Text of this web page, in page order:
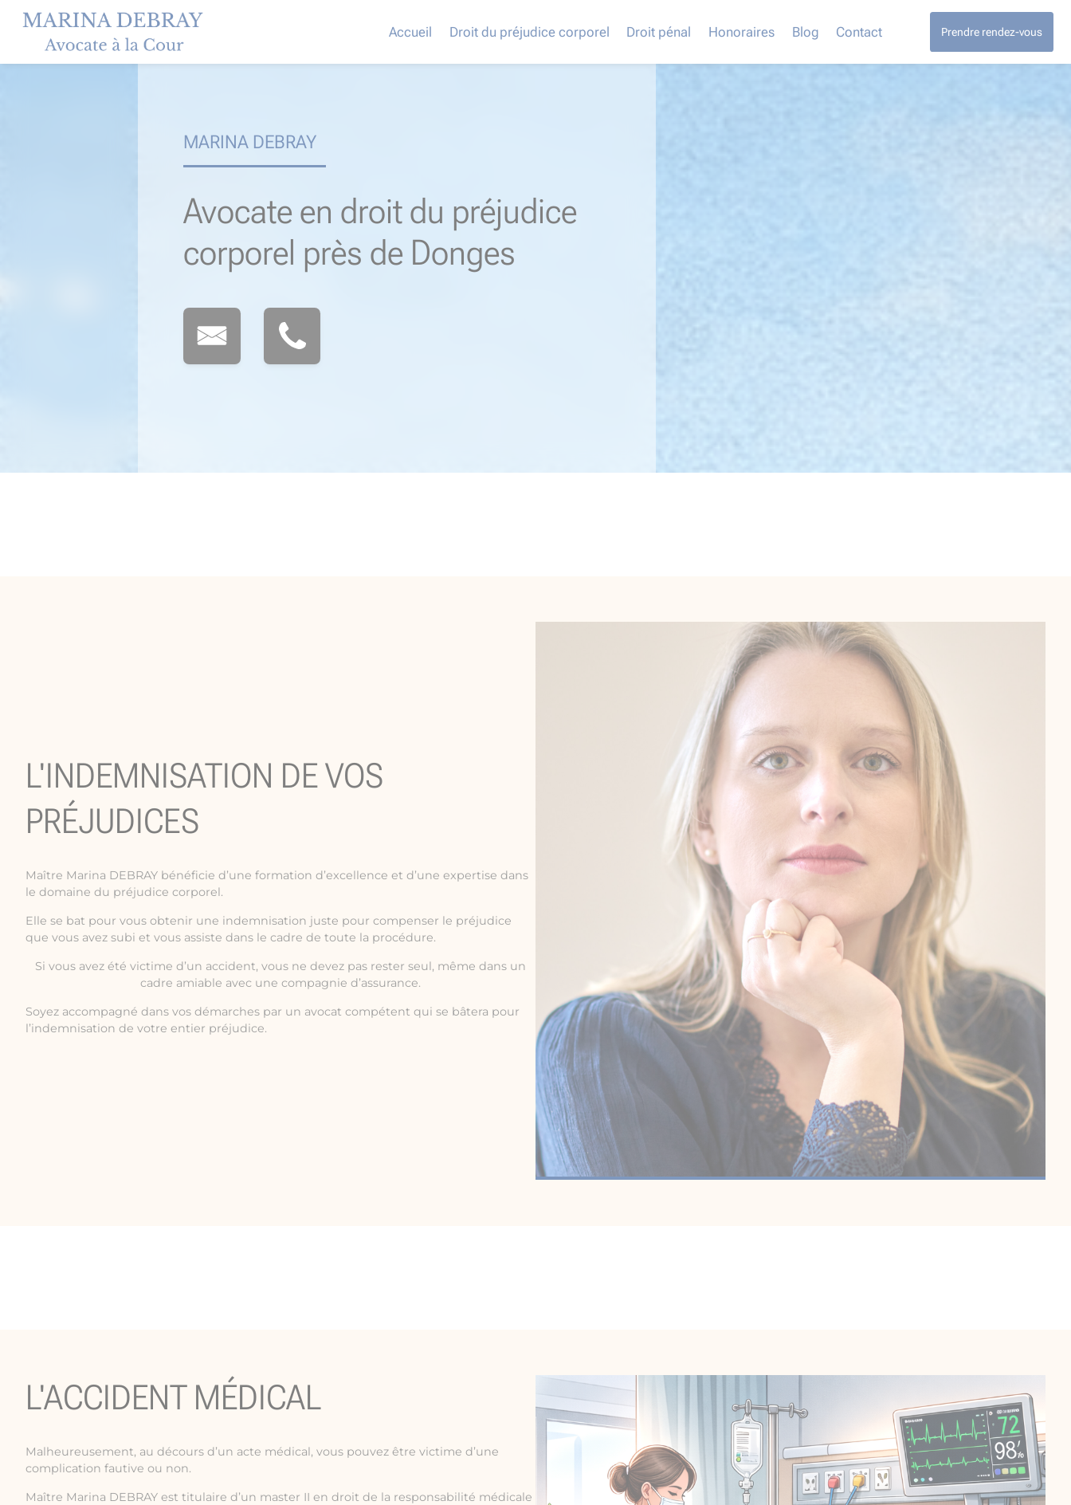
Accueil Droit du préjudice corporel Droit pénal Honoraires Blog Contact Prendre rendez-vous
MARINA DEBRAY
Avocate en droit du préjudice
corporel près de Donges
L'INDEMNISATION DE VOS
PRÉJUDICES
Maître Marina DEBRAY bénéficie d’une formation d’excellence et d’une expertise dans
le domaine du préjudice corporel.
Elle se bat pour vous obtenir une indemnisation juste pour compenser le préjudice
que vous avez subi et vous assiste dans le cadre de toute la procédure.
Si vous avez été victime d’un accident, vous ne devez pas rester seul, même dans un
cadre amiable avec une compagnie d’assurance.
Soyez accompagné dans vos démarches par un avocat compétent qui se bâtera pour
l’indemnisation de votre entier préjudice.
L'ACCIDENT MÉDICAL
Malheureusement, au décours d’un acte médical, vous pouvez être victime d’une
complication fautive ou non.
Maître Marina DEBRAY est titulaire d’un master II en droit de la responsabilité médicale